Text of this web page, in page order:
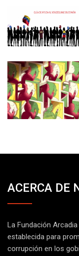
ACERCA DE
La Fundación
establecida para
corrupción en los